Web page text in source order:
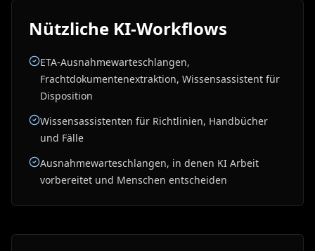
Nützliche KI-Workflows
ETA-Ausnahmewarteschlangen,
Frachtdokumentenextraktion, Wissensassistent für
Disposition
Wissensassistenten für Richtlinien, Handbücher
und Fälle
Ausnahmewarteschlangen, in denen KI Arbeit
vorbereitet und Menschen entscheiden